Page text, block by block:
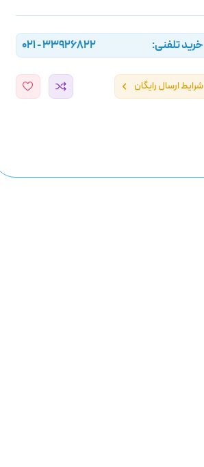
خرید تلفنی: 33926822 - 021
شرایط ارسال رایگان